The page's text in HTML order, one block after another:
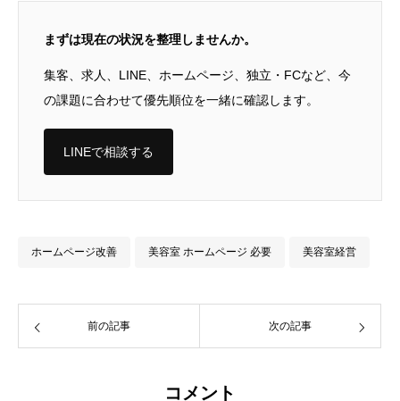
まずは現在の状況を整理しませんか。
集客、求人、LINE、ホームページ、独立・FCなど、今
の課題に合わせて優先順位を一緒に確認します。
LINEで相談する
ホームページ改善 美容室 ホームページ 必要 美容室経営
前の記事 次の記事
コメント